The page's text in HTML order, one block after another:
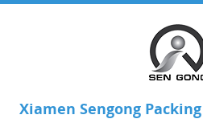
Xiamen Sengong